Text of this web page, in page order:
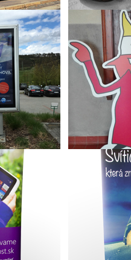
s.r.o.
společnost